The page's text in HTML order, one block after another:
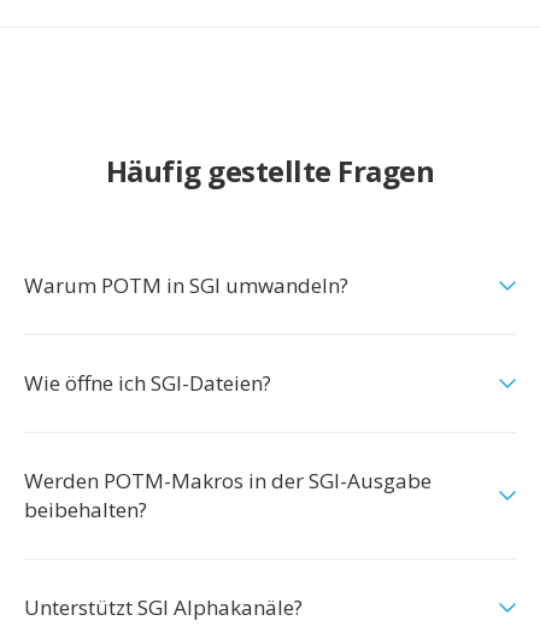
Häufig gestellte Fragen
Warum POTM in SGI umwandeln?
Wie öffne ich SGI-Dateien?
Werden POTM-Makros in der SGI-Ausgabe
beibehalten?
Unterstützt SGI Alphakanäle?